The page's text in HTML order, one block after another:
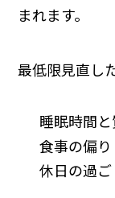
まれます。
最低限見直し
睡眠時間と
食事の偏り
休日の過ご